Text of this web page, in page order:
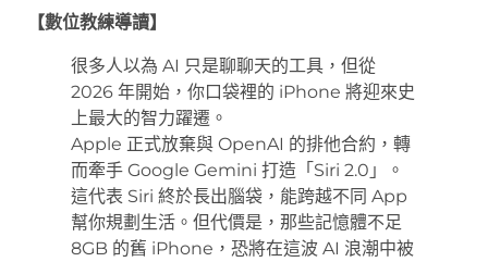
【數位教練導讀】
很多人以為 AI 只是聊聊天的工具，但從
2026 年開始，你口袋裡的 iPhone 將迎來史
上最大的智力躍遷。
Apple 正式放棄與 OpenAI 的排他合約，轉
而牽手 Google Gemini 打造「Siri 2.0」。
這代表 Siri 終於長出腦袋，能跨越不同 App
幫你規劃生活。但代價是，那些記憶體不足
8GB 的舊 iPhone，恐將在這波 AI 浪潮中被